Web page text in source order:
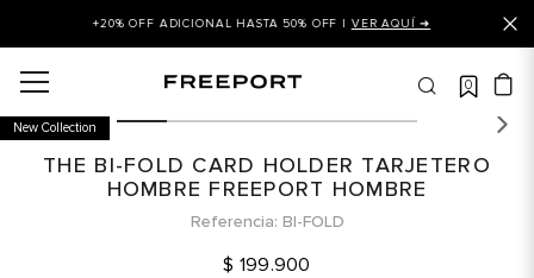
+20% OFF ADICIONAL HASTA 50% OFF | VER AQUÍ ➜
0
New Collection
THE BI-FOLD CARD HOLDER TARJETERO
HOMBRE FREEPORT HOMBRE
Referencia BI-FOLD
$ 199.900
balance